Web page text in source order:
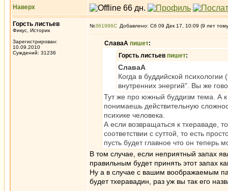
Наверх
Горсть листьев
Фикус, Историк
Зарегистрирован:
10.09.2010
Суждений: 31236
№361986 Добавлено: Сб 09 Дек 17, 10:09 (9 лет
СлаваА пишет:
Горсть листьев пишет:
СлаваА
Когда в буддийской
внутренних энергий". Вы же
Тут же про южный буддизм тема. А к
понимаешь действительную
психике человека.
А если возвращаться к тхераваде,
соответствии с суттой, то есть
пусть будет главное что он теперь
В том случае, если неприятный запах
правильным будет принять этот запах
Ну а в случае с вашим воображаемым
будет тхеравадин, раз уж вы так его